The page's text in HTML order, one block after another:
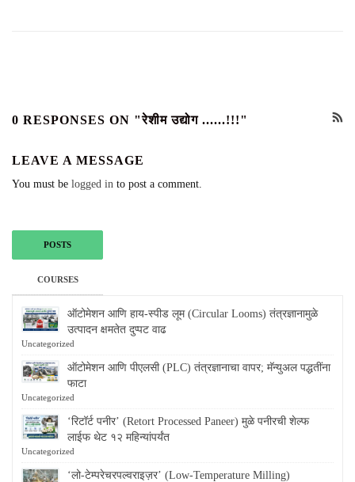
0 RESPONSES ON "रेशीम उद्योग ......!!!"
LEAVE A MESSAGE
You must be logged in to post a comment.
POSTS
COURSES
ऑटोमेशन आणि हाय-स्पीड लूम (Circular Looms) तंत्रज्ञानामुळे
उत्पादन क्षमतेत दुप्पट वाढ
Uncategorized
ऑटोमेशन आणि पीएलसी (PLC) तंत्रज्ञानाचा वापर; मॅन्युअल पद्धतींना
फाटा
Uncategorized
‘रिटॉर्ट पनीर’ (Retort Processed Paneer) मुळे पनीरची शेल्फ
लाईफ थेट १२ महिन्यांपर्यंत
Uncategorized
‘लो-टेम्परेचरपल्वराइज़र’ (Low-Temperature Milling)